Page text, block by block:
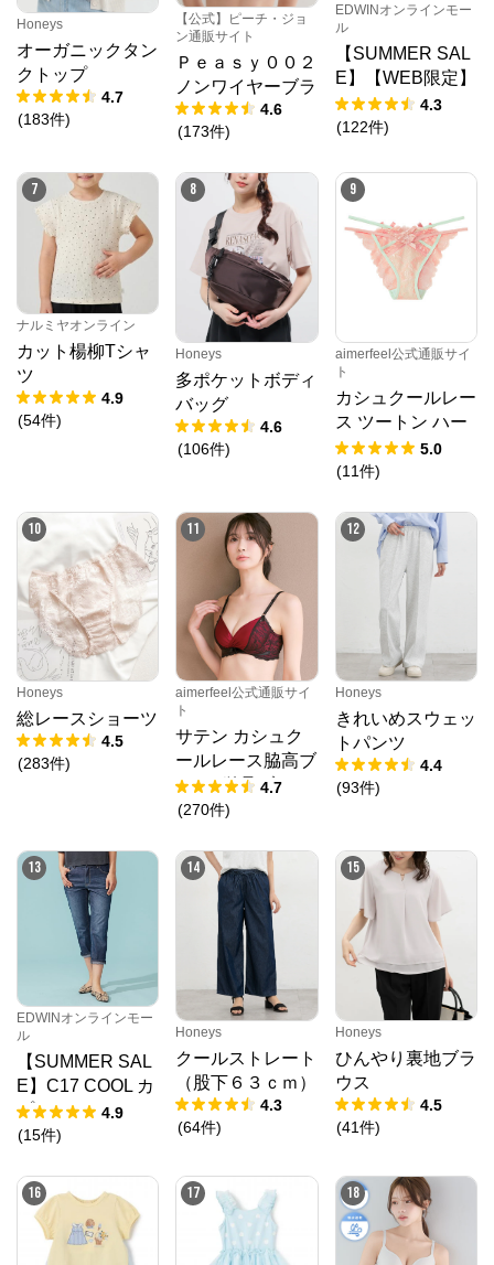
Honeys
オーガニックタン
クトップ
4.7
(183件)
【公式】ピーチ・ジョ
ン通販サイト
Ｐｅａｓｙ００２
ノンワイヤーブラ
4.6
(173件)
EDWINオンラインモー
ル
【SUMMER SAL
E】【WEB限定】
STEPMARK ルー
ズペインターパン
4.3
(122件)
7
ナルミヤオンライン
カット楊柳Tシャ
ツ
4.9
(54件)
8
Honeys
多ポケットボディ
バッグ
4.6
(106件)
9
aimerfeel公式通販サイ
ト
カシュクールレー
ス ツートン ハー
フバックショーツ
5.0
(11件)
10
Honeys
総レースショーツ
4.5
(283件)
11
aimerfeel公式通販サイ
ト
サテン カシュク
ールレース脇高ブ
ラ(R) 単品ブラジ
ャー
4.7
(270件)
12
Honeys
きれいめスウェッ
トパンツ
4.4
(93件)
13
EDWINオンラインモー
ル
【SUMMER SAL
E】C17 COOL カ
プリ デニムパン
ツ【涼】
4.9
(15件)
14
Honeys
クールストレート
（股下６３ｃｍ）
4.3
(64件)
15
Honeys
ひんやり裏地ブラ
ウス
4.5
(41件)
16 17 18